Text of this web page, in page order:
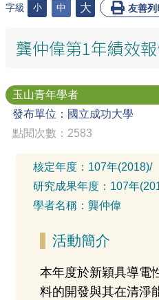
字級 小 中 大 友善列
龔仲偉第1年績效
玉山青年學者
發布單位：國立成功大學
點閱次數：2583
核定年度： 107年(2018)/
研究成果年度： 107年
學者名稱： 龔仲偉
活動簡介
本年度於新穎具導電
料的開發與其在清淨